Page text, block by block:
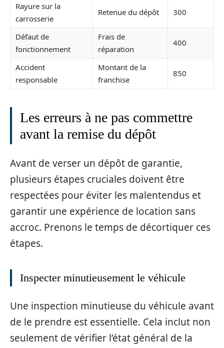
Rayure sur la
carrosserie
Retenue du dépôt 300
Défaut de
fonctionnement
Frais de
réparation
400
Accident
responsable
Montant de la
franchise
850
Les erreurs à ne pas commettre
avant la remise du dépôt
Avant de verser un dépôt de garantie,
plusieurs étapes cruciales doivent être
respectées pour éviter les malentendus et
garantir une expérience de location sans
accroc. Prenons le temps de décortiquer ces
étapes.
Inspecter minutieusement le véhicule
Une inspection minutieuse du véhicule avant
de le prendre est essentielle. Cela inclut non
seulement de vérifier l’état général de la